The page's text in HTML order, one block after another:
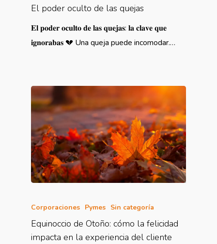
El poder oculto de las quejas
𝐄𝐥 𝐩𝐨𝐝𝐞𝐫 𝐨𝐜𝐮𝐥𝐭𝐨 𝐝𝐞 𝐥𝐚𝐬 𝐪𝐮𝐞𝐣𝐚𝐬: 𝐥𝐚 𝐜𝐥𝐚𝐯𝐞 𝐪𝐮𝐞
𝐢𝐠𝐧𝐨𝐫𝐚𝐛𝐚𝐬 💔 Una queja puede incomodar.…
Corporaciones Pymes Sin categoría
Equinoccio de Otoño: cómo la felicidad
impacta en la experiencia del cliente